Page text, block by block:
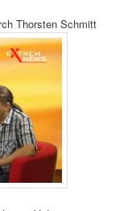
Thors­ten Schmitt